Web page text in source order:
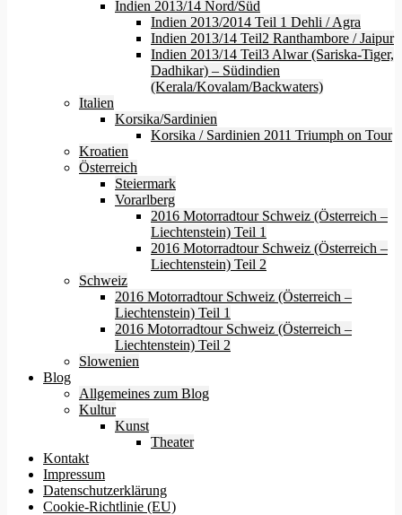
Indien 2013/14 Nord/Süd
Indien 2013/2014 Teil 1 Dehli / Agra
Indien 2013/14 Teil2 Ranthambore / Jaipur
Indien 2013/14 Teil3 Alwar (Sariska-Tiger,
Dadhikar) – Südindien
(Kerala/Kovalam/Backwaters)
Italien
Korsika/Sardinien
Korsika / Sardinien 2011 Triumph on Tour
Kroatien
Österreich
Steiermark
Vorarlberg
2016 Motorradtour Schweiz (Österreich –
Liechtenstein) Teil 1
2016 Motorradtour Schweiz (Österreich –
Liechtenstein) Teil 2
Schweiz
2016 Motorradtour Schweiz (Österreich –
Liechtenstein) Teil 1
2016 Motorradtour Schweiz (Österreich –
Liechtenstein) Teil 2
Slowenien
Blog
Allgemeines zum Blog
Kultur
Kunst
Theater
Kontakt
Impressum
Datenschutzerklärung
Cookie-Richtlinie (EU)